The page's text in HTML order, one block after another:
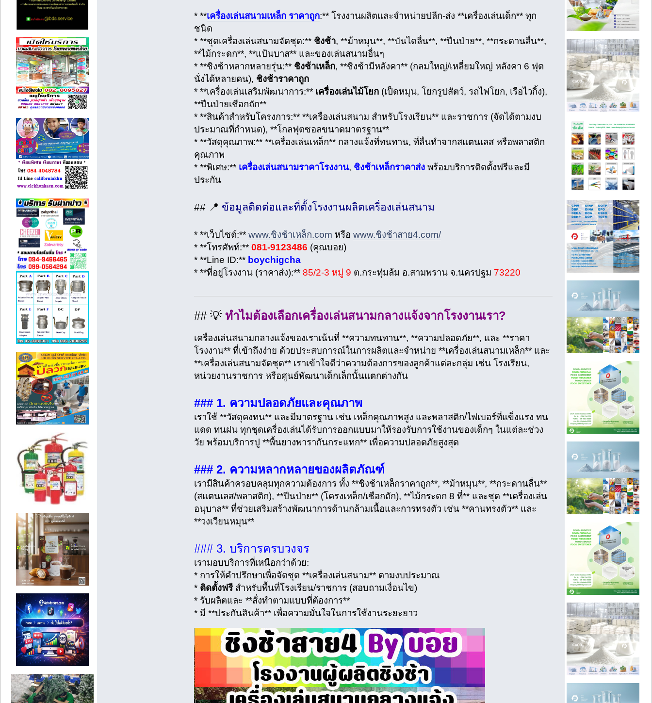
* **เครื่องเล่นสนามเหล็ก ราคาถูก:** โรงงานผลิตและจำหน่ายปลีก-ส่ง **เครื่องเล่นเด็ก** ทุก
ชนิด
* **ชุดเครื่องเล่นสนามจัดชุด:** ชิงช้า, **ม้าหมุน**, **บันไดลื่น**, **ปีนป่าย**, **กระดานลื่น**,
**ไม้กระดก**, **แป้นบาส** และของเล่นสนามอื่นๆ
* **ชิงช้าหลากหลายรุ่น:** ชิงช้าเหล็ก, **ชิงช้ามีหลังคา** (กลมใหญ่/เหลี่ยมใหญ่ หลังคา 6 ฟุต
นั่งได้หลายคน), ชิงช้าราคาถูก
* **เครื่องเล่นเสริมพัฒนาการ:** เครื่องเล่นไม้โยก(เป็ดหมุน, โยกรูปสัตว์, รถไฟโยก, เรือไวกิ้ง),
**ปีนป่ายเชือกถัก**
* **สินค้าสำหรับโครงการ:** **เครื่องเล่นสนาม สำหรับโรงเรียน** และราชการ (จัดได้ตามงบ
ประมาณที่กำหนด), **โกลฟุตซอลขนาดมาตรฐาน**
* **วัสดุคุณภาพ:** **เครื่องเล่นเหล็ก** กลางแจ้งที่ทนทาน, ที่ลื่นทำจากสแตนเลส หรือพลาสติก
คุณภาพ
* **พิเศษ:** เครื่องเล่นสนามราคาโรงงาน, ชิงช้าเหล็กราคาส่งพร้อมบริการติดตั้งฟรีและมี
ประกัน
## 📍 ข้อมูลติดต่อและที่ตั้งโรงงานผลิตเครื่องเล่นสนาม
* **เว็บไซต์:** www.ชิงช้าเหล็ก.com หรือ www.ชิงช้าสาย4.com/
* **โทรศัพท์:** 081-9123486 (คุณบอย)
* **Line ID:** boychigcha
* **ที่อยู่โรงงาน (ราคาส่ง):** 85/2-3 หมู่ 9 ต.กระทุ่มล้ม อ.สามพราน จ.นครปฐม 73220
## 💡 ทำไมต้องเลือกเครื่องเล่นสนามกลางแจ้งจากโรงงานเรา?
เครื่องเล่นสนามกลางแจ้งของเราเน้นที่ **ความทนทาน**, **ความปลอดภัย**, และ **ราคา
โรงงาน** ที่เข้าถึงง่าย ด้วยประสบการณ์ในการผลิตและจำหน่าย **เครื่องเล่นสนามเหล็ก** และ
**เครื่องเล่นสนามจัดชุด** เราเข้าใจดีว่าความต้องการของลูกค้าแต่ละกลุ่ม เช่น โรงเรียน,
หน่วยงานราชการ หรือศูนย์พัฒนาเด็กเล็กนั้นแตกต่างกัน
### 1. ความปลอดภัยและคุณภาพ
เราใช้ **วัสดุคงทน** และมีมาตรฐาน เช่น เหล็กคุณภาพสูง และพลาสติก/ไฟเบอร์ที่แข็งแรง ทน
แดด ทนฝน ทุกชุดเครื่องเล่นได้รับการออกแบบมาให้รองรับการใช้งานของเด็กๆ ในแต่ละช่วง
วัย พร้อมบริการปู **พื้นยางพารากันกระแทก** เพื่อความปลอดภัยสูงสุด
### 2. ความหลากหลายของผลิตภัณฑ์
เรามีสินค้าครอบคลุมทุกความต้องการ ทั้ง **ชิงช้าเหล็กราคาถูก**, **ม้าหมุน**, **กระดานลื่น**
(สแตนเลส/พลาสติก), **ปีนป่าย** (โครงเหล็ก/เชือกถัก), **ไม้กระดก 8 ที่** และชุด **เครื่องเล่น
อนุบาล** ที่ช่วยเสริมสร้างพัฒนาการด้านกล้ามเนื้อและการทรงตัว เช่น **คานทรงตัว** และ
**วงเวียนหมุน**
### 3. บริการครบวงจร
เรามอบบริการที่เหนือกว่าด้วย:
* การให้คำปรึกษาเพื่อจัดชุด **เครื่องเล่นสนาม** ตามงบประมาณ
* ติดตั้งฟรีสำหรับพื้นที่โรงเรียน/ราชการ (สอบถามเงื่อนไข)
* รับผลิตและ **สั่งทำตามแบบที่ต้องการ**
* มี **ประกันสินค้า** เพื่อความมั่นใจในการใช้งานระยะยาว